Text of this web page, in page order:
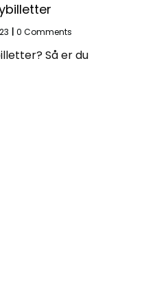
0 Comments
Så er du